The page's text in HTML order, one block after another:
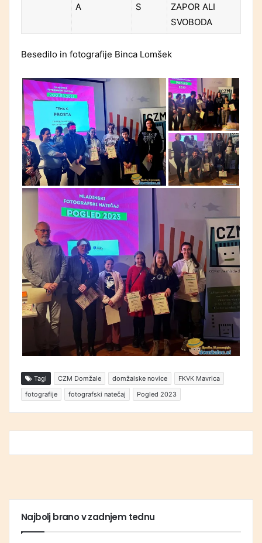
A S
ZAPOR ALI
SVOBODA
Besedilo in fotografije Binca Lomšek
Tagi CZM Domžale domžalske novice
FKVK Mavrica
fotografije
fotografski natečaj Pogled 2023
Najbolj brano v zadnjem tednu